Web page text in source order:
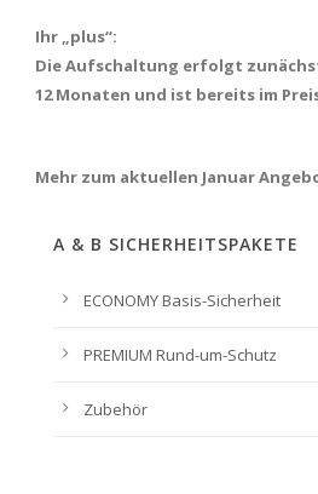
Ihr „plus“:
Die Aufschaltung erfolgt
12 Monaten und ist bereits im
Mehr zum aktuellen Januar
A & B SICHERHEITSPAKETE
ECONOMY Basis-Sicherheit
PREMIUM Rund-um-Schutz
Zubehör